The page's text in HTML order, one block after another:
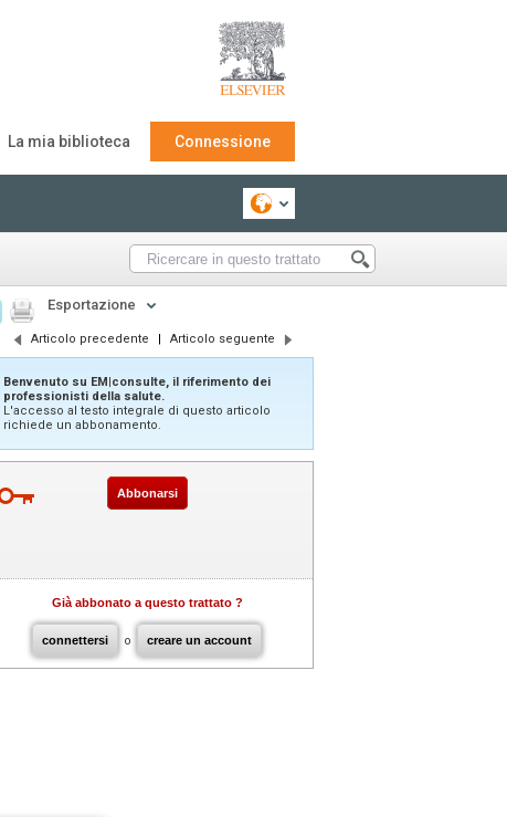
La mia biblioteca Connessione
Esportazione
Articolo precedente | Articolo seguente
Benvenuto su EM|consulte, il riferimento dei
professionisti della salute.
L'accesso al testo integrale di questo articolo
richiede un abbonamento.
Abbonarsi
Già abbonato a questo trattato ?
connettersi o creare un account